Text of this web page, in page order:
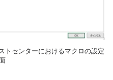
トセンターにおけるマクロの設定